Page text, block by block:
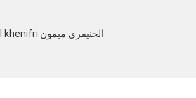
Mimoun El khenifri الخنيفري ميمون